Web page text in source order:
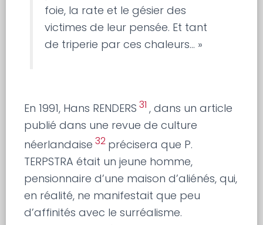
foie, la rate et le gésier des
victimes de leur pensée. Et tant
de triperie par ces chaleurs… »
En 1991, Hans RENDERS 31 , dans un article
publié dans une revue de culture
néerlandaise 32 précisera que P.
TERPSTRA était un jeune homme,
pensionnaire d’une maison d’aliénés, qui,
en réalité, ne manifestait que peu
d’affinités avec le surréalisme.